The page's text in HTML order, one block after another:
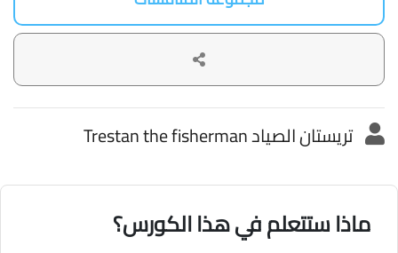
تريستان الصياد Trestan the fisherman
ماذا ستتعلم في هذا الكورس؟